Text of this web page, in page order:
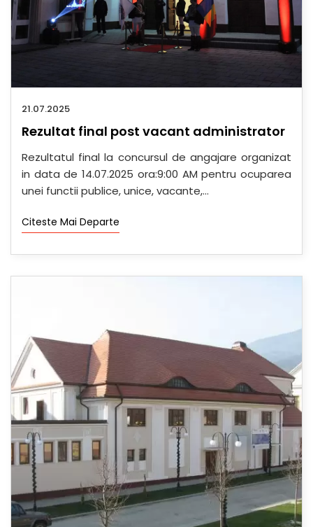
21.07.2025
Rezultat final post vacant administrator
Rezultatul final la concursul de angajare organizat
in data de 14.07.2025 ora:9:00 AM pentru ocuparea
unei functii publice, unice, vacante,...
Citeste Mai Departe